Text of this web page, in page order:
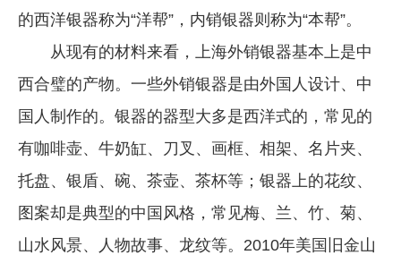
的西洋银器称为“洋帮”，内销银器则称为“本帮”。
从现有的材料来看，上海外销银器基本上是中
西合璧的产物。一些外销银器是由外国人设计、中
国人制作的。银器的器型大多是西洋式的，常见的
有咖啡壶、牛奶缸、刀叉、画框、相架、名片夹、
托盘、银盾、碗、茶壶、茶杯等；银器上的花纹、
图案却是典型的中国风格，常见梅、兰、竹、菊、
山水风景、人物故事、龙纹等。2010年美国旧金山